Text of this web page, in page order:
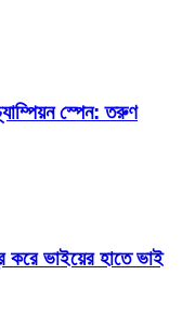
স্পেন: তরুণ
করে ভাইয়ের হাতে ভাই